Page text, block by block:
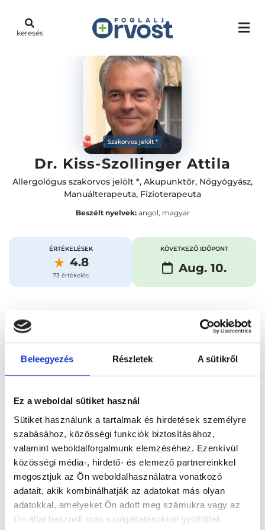
Beleegyezés Részletek A sütikről
Ez a weboldal sütiket használ
Sütiket használunk a tartalmak és hirdetések személyre
szabásához, közösségi funkciók biztosításához,
valamint weboldalforgalmunk elemzéséhez. Ezenkívül
közösségi média-, hirdető- és elemező partnereinkkel
megosztjuk az Ön weboldalhasználatra vonatkozó
adatait, akik kombinálhatják az adatokat más olyan
adatokkal, amelyeket Ön adott meg számukra vagy az
Ön által használt más szolgáltatásokból gyűjtöttek.
keresés
Szakorvos jelölt *
Dr. Kiss-Szollinger Attila
Allergológus szakorvos jelölt *, Akupunktőr, Nőgyógyász,
Manuálterapeuta, Fizioterapeuta
Beszélt nyelvek:angol, magyar
ÉRTÉKELÉSEK
4.8
73 értékelés
KÖVETKEZŐ IDŐPONT
Aug. 10.
Vélemények
Foglalj időpontot
Összes szakterület
Főoldal Orvosok Akupunktőr
Akupunktőr, Győr Dr. Kiss-Szollinger Attila